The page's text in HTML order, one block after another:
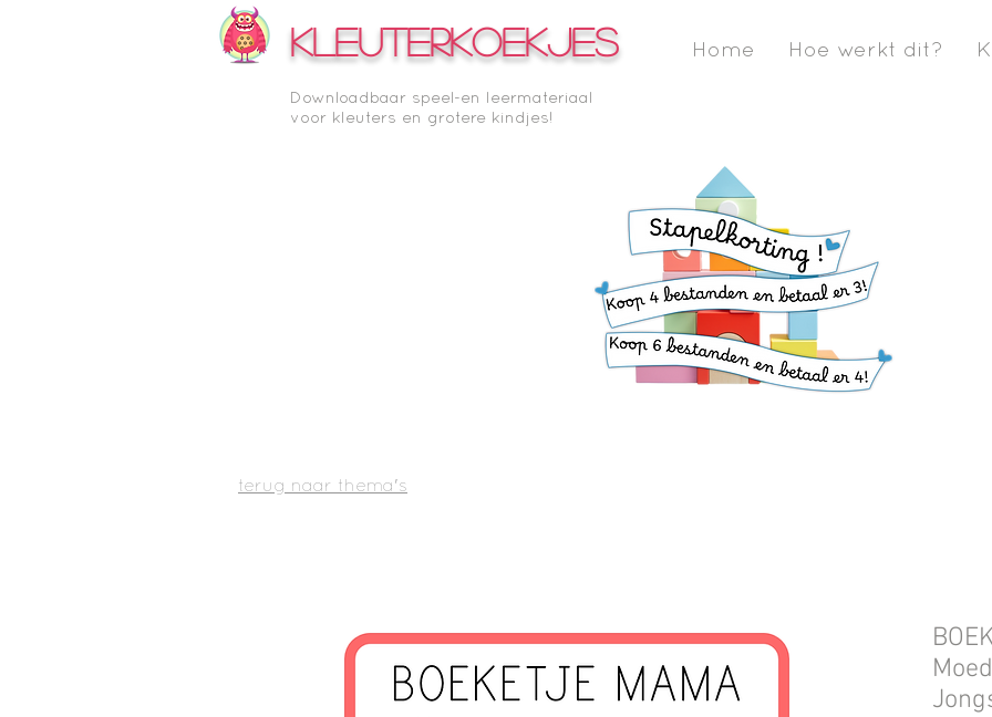
KLEUTERKOEKJES Home Hoe werkt dit?
Downloadbaar speel-en leermateriaal
voor kleuters en grotere kindjes!
terug naar thema's